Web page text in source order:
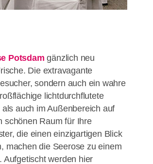
Potsdam gänzlich neu
Die extravagante
sondern auch ein wahre
lichtdurchflutete
auch im Außenbereich auf
schönen Raum für Ihre
die einen einzigartigen Blick
machen die Seerose zu einem
Aufgetischt werden hier